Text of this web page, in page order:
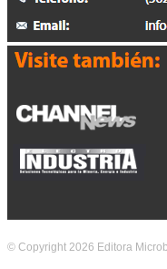
© Copyright 2026 Editora